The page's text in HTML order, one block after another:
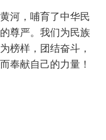
河，哺育了中华民
尊严。我们为民族
榜样，团结奋斗，
奉献自己的力量！